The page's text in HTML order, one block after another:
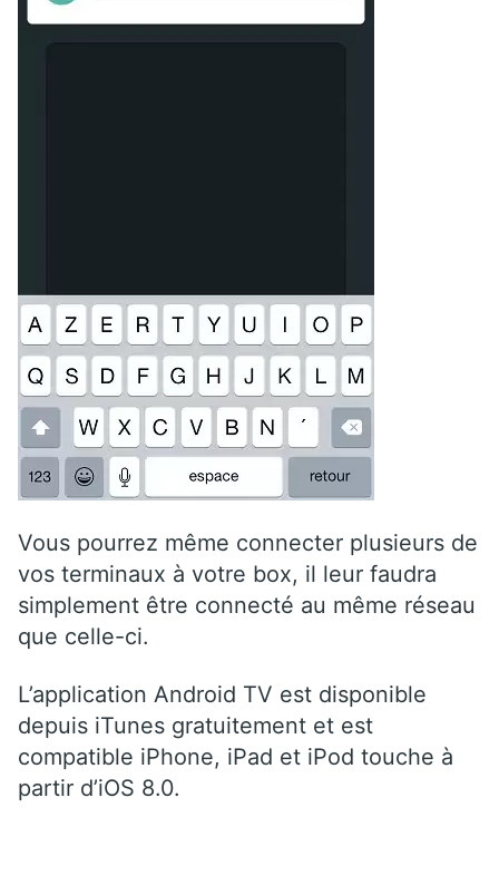
Vous pourrez même connecter plusieurs de
vos terminaux à votre box, il leur faudra
simplement être connecté au même réseau
que celle-ci.
L’application Android TV est disponible
depuis iTunes gratuitement et est
compatible iPhone, iPad et iPod touche à
partir d’iOS 8.0.